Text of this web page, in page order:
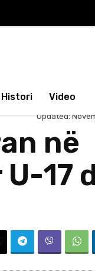
Histori Video
Updated:
në
17